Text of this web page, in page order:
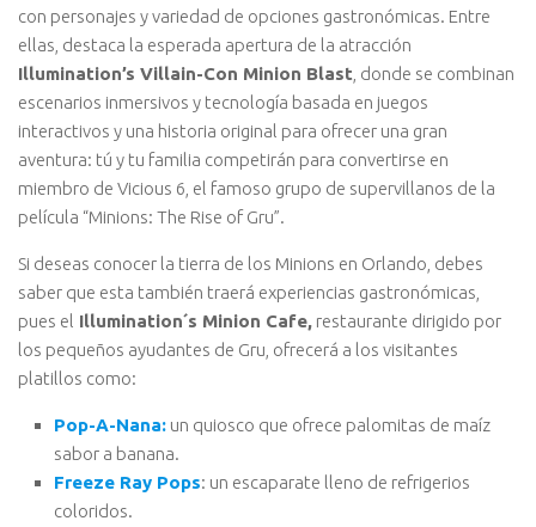
con personajes y variedad de opciones gastronómicas. Entre
ellas, destaca la esperada apertura de la atracción
Illumination’s Villain-Con Minion Blast , donde se combinan
escenarios inmersivos y tecnología basada en juegos
interactivos y una historia original para ofrecer una gran
aventura: tú y tu familia competirán para convertirse en
miembro de Vicious 6, el famoso grupo de supervillanos de la
película “Minions: The Rise of Gru”.
Si deseas conocer la tierra de los Minions en Orlando, debes
saber que esta también traerá experiencias gastronómicas,
pues el Illumination´s Minion Cafe, restaurante dirigido por
los pequeños ayudantes de Gru, ofrecerá a los visitantes
platillos como:
Pop-A-Nana: un quiosco que ofrece palomitas de maíz
sabor a banana.
Freeze Ray Pops: un escaparate lleno de refrigerios
coloridos.